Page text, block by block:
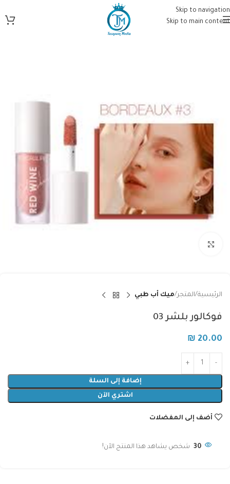
Skip to navigation
Skip to main content
الرئيسية المتجر ميك أب طبي
فوكالور بلشر 03
₪ 20.00
إضافة إلى السلة
اشتري الآن
أضف إلى المفضلات
30 شخص يشاهد هذا المنتج الآن!